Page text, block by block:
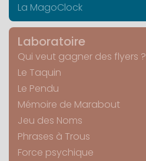
La MagoClock
Laboratoire
Qui veut gagner des flyers ?
Le Taquin
Le Pendu
Mémoire de Marabout
Jeu des Noms
Phrases à Trous
Force psychique